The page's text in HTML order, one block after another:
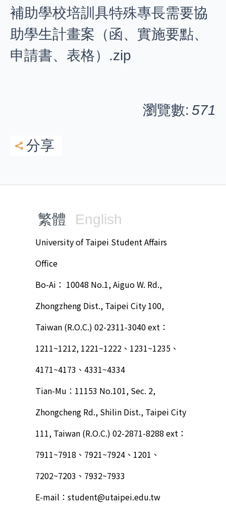
補助學校培訓具特殊專長需要協
助學生計畫案（函、實施要點、
申請書、表格）.zip
瀏覽數: 571
分享
繁體 English
University of Taipei Student Affairs
Office
Bo-Ai： 10048 No.1, Aiguo W. Rd.,
Zhongzheng Dist., Taipei City 100,
Taiwan (R.O.C.) 02-2311-3040 ext：
1211~1212, 1221~1222、1231~1235、
4171~4173、4331~4334
Tian-Mu：11153 No.101, Sec. 2,
Zhongcheng Rd., Shilin Dist., Taipei City
111, Taiwan (R.O.C.) 02-2871-8288 ext：
7911~7918、7921~7924、1201、
7202~7203、7932~7933
E-mail：student@utaipei.edu.tw